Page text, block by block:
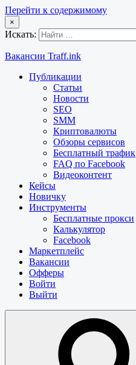
Перейти к содержимому
×
Искать:
Вакансии Traff.ink
Публикации
Статьи
Новости
SEO
SMM
Криптовалюты
Обзоры сервисов
Бесплатный трафик
FAQ по Facebook
Видеоконтент
Кейсы
Новичку
Инструменты
Бесплатные прокси
Калькулятор
Facebook
Маркетплейс
Вакансии
Офферы
Войти
Выйти